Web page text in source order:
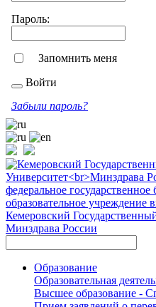
Пароль:
Запомнить меня
Войти
Забыли пароль?
федеральное
образовательное учреждение
Кемеровский
Минздрава России
Образование
Образовательная
Высшее образование -